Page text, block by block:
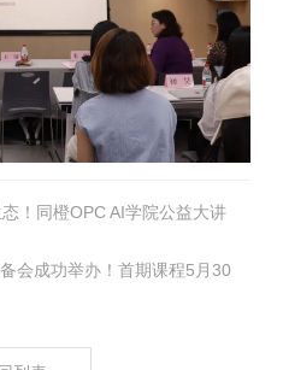
！同橙OPC AI学院公益大讲
会成功举办！首期课程5月30